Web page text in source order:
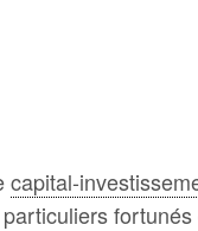
capital-